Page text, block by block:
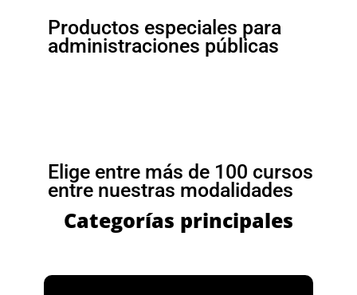
Productos especiales para
administraciones públicas
Elige entre más de 100 cursos
entre nuestras modalidades
Categorías principales